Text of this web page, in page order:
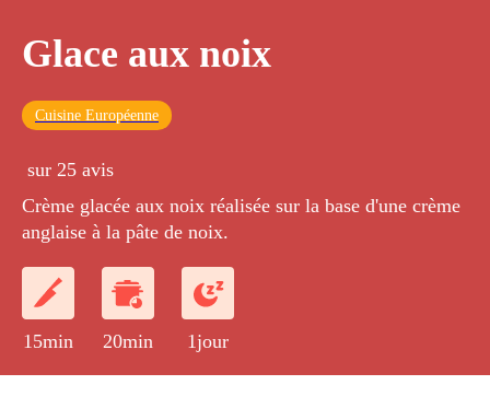
Glace aux noix
Cuisine Européenne
sur 25 avis
Crème glacée aux noix réalisée sur la base d'une crème
anglaise à la pâte de noix.
15min 20min 1jour